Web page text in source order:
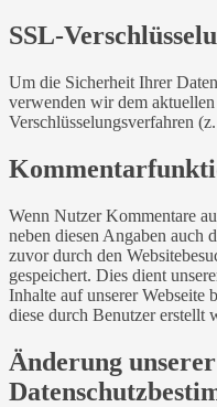
SSL-
Um die Sicherheit Ihrer
verwenden wir dem
Verschlüsselungsverfahren
Wenn Nutzer Kommentare
neben diesen Angaben auch
zuvor durch den
gespeichert. Dies dient
Inhalte auf unserer Webseite
diese durch Benutzer erstellt
Änderung unserer